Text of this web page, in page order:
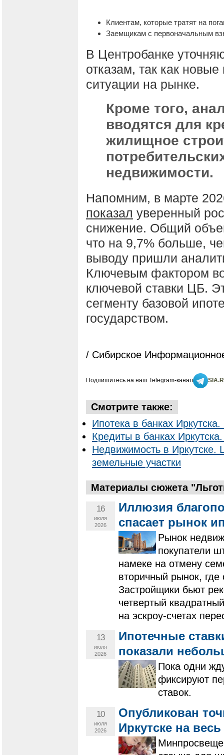
Клиентам, которые тратят на
Заемщикам с первоначальным
В Центробанке
отказам, так как
ситуации на рынке.
Кроме того,
вводятся для
жилищное
недвижимости.
Напомним, в марте
показал уверенный
снижение. Общий
что на 9,7% больше,
выводу пришли
Ключевым фактором
ключевой ставки ЦБ.
сегменту базовой
государством.
/ Сибирское
Подпишитесь на наш Telegram-канал
Смотрите также:
Ипотека в банках
Кредиты в банках
Недвижимость в Иркутске.
земельные участки
Материалы сюжета
16
июля
2026
Иллюзия
спасает рынок
Рынок
покупатели
намеке на отмену
вторичный рынок, где
Застройщики бьют
четвертый
на эскроу-счетах
13
июля
2026
Ипотечные
показали
Пока одни
фиксируют
ставок.
10
июля
2026
Опубликован
Иркутске на весь